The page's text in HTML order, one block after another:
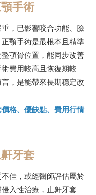
手術
，已影響咬合功能、臉
顎手術是最根本且精準
顎骨位置，能同步改善
費用較高且恢復期較
，是能帶來長期穩定改
格、優缺點、費用行情
牙套
佳，或經醫師評估屬於
入性治療，止鼾牙套